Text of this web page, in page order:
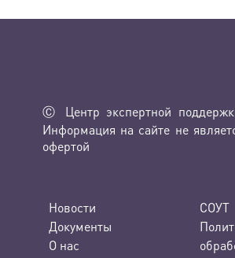
Ⓒ Центр экспертной
Информация на сайте не
офертой
Новости
Документы
О нас
СОУТ